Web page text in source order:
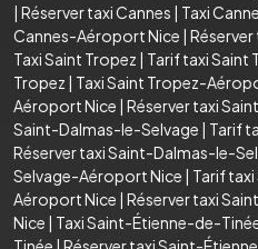
| Réserver taxi Cannes | Taxi
Cannes-Aéroport Nice |
Taxi Saint Tropez | Tarif taxi Saint
Tropez | Taxi Saint Tropez-
Aéroport Nice | Réserver taxi
Saint-Dalmas-le-Selvage | Tarif
Réserver taxi Saint-Dalmas-le-
Selvage-Aéroport Nice | Tarif
Aéroport Nice | Réserver taxi
Nice | Taxi Saint-Étienne-de-